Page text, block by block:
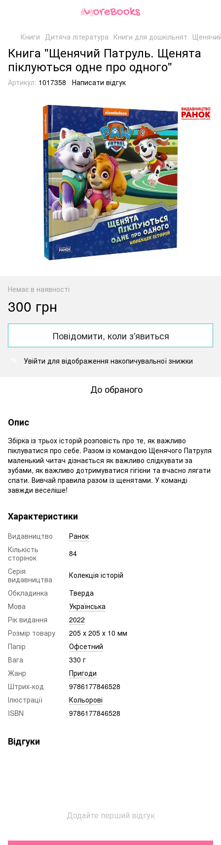
Книги Дитяча література Книги для дошкільнят
Книга "Щенячий Патруль. Щенята
піклуються одне про одного"
Артикул: 1017358 Написати відгук
Немає в наявності
300 грн
Повідомити, коли з'явиться
Увійти для відображення накопичувальної знижки
До обраного
Опис
Збірка із трьох історій розповість про те, як важливо
піклуватися про себе. Разом із командою Щенячого Патруля
маленький читач дізнається як важливо слідкувати за
зубами, як важливо дотримуватися гігієни та вчасно лягати
спати. Вивчай правила разом із щенятами. У команді
завжди веселіше!
Характеристики
Видавництво
Ранок
Кількість
сторінок
84
Серія
видавництва
Колекція історій
Обкладинка
Тверда
Мова
Українська
Рік видання
2022
Розмір товару
205 х 205 х 10 мм
Папір
Офсетний
Вага
330 г
Жанр
Пригоди
Штрих-код
9786177846528
Ілюстрації
Кольорові
ISBN
9786177846528
Відгуки
Додайте перший відгук